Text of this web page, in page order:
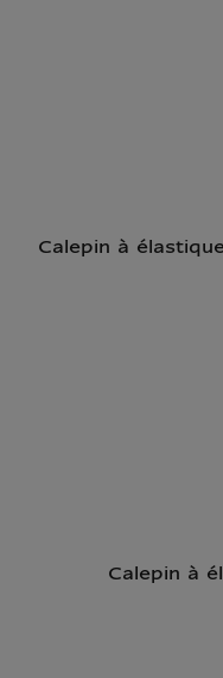
Calepin à
Calepin à